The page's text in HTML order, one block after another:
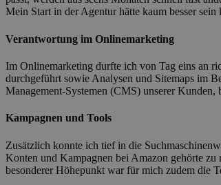
Mein Start in der Agentur hätte kaum besser
Verantwortung im Onlinemarketing
Im Onlinemarketing durfte ich von Tag eins an
durchgeführt sowie Analysen und Sitemaps im
Management-Systemen (CMS) unserer Kunden,
Kampagnen und Tools
Zusätzlich konnte ich tief in die
Konten und Kampagnen bei Amazon gehörte
besonderer Höhepunkt war für mich zudem die